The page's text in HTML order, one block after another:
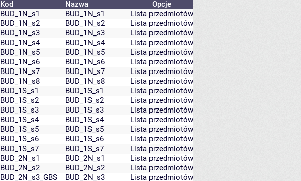
Kod Nazwa
Opcje
BUD_1N_s1
BUD_1N_s1
Lista przedmiotów
BUD_1N_s2
BUD_1N_s2
Lista przedmiotów
BUD_1N_s3
BUD_1N_s3
Lista przedmiotów
BUD_1N_s4
BUD_1N_s4
Lista przedmiotów
BUD_1N_s5
BUD_1N_s5
Lista przedmiotów
BUD_1N_s6
BUD_1N_s6
Lista przedmiotów
BUD_1N_s7
BUD_1N_s7
Lista przedmiotów
BUD_1N_s8
BUD_1N_s8
Lista przedmiotów
BUD_1S_s1
BUD_1S_s1
Lista przedmiotów
BUD_1S_s2
BUD_1S_s2
Lista przedmiotów
BUD_1S_s3
BUD_1S_s3
Lista przedmiotów
BUD_1S_s4
BUD_1S_s4
Lista przedmiotów
BUD_1S_s5
BUD_1S_s5
Lista przedmiotów
BUD_1S_s6
BUD_1S_s6
Lista przedmiotów
BUD_1S_s7
BUD_1S_s7
Lista przedmiotów
BUD_2N_s1
BUD_2N_s1
Lista przedmiotów
BUD_2N_s2
BUD_2N_s2
Lista przedmiotów
BUD_2N_s3_GBS
BUD_2N_s3
Lista przedmiotów